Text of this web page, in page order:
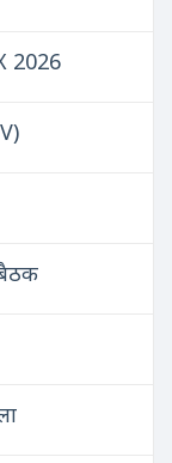
2026
बैठक